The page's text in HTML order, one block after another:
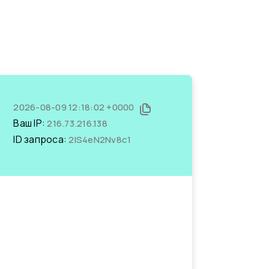
2026-08-09 12:18:02 +0000
Ваш IP:216.73.216.138
ID запроса:2IS4eN2Nv8c1